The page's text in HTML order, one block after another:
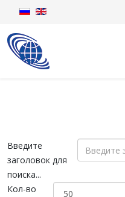
Введите
заголовок для
поиска...
Кол-во